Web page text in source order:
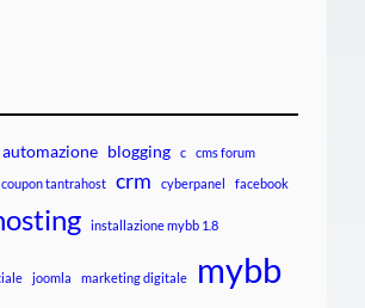
automazione blogging c
cms forum
coupon tantrahost crm cyberpanel facebook
installazione mybb 1.8
joomla marketing digitale mybb